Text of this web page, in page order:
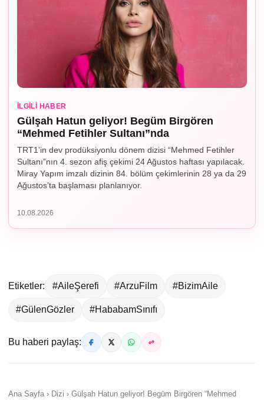
İLGILI HABER
Gülşah Hatun geliyor! Begüm Birgören
“Mehmed Fetihler Sultanı”nda
TRT1’in dev prodüksiyonlu dönem dizisi “Mehmed Fetihler
Sultanı”nın 4. sezon afiş çekimi 24 Ağustos haftası yapılacak.
Miray Yapım imzalı dizinin 84. bölüm çekimlerinin 28 ya da 29
Ağustos’ta başlaması planlanıyor.
10.08.2026
Etiketler: #AileŞerefi #ArzuFilm #BizimAile
#GülenGözler #HababamSınıfı
Bu haberi paylaş:
Ana Sayfa › Dizi › Gülşah Hatun geliyor! Begüm Birgören “Mehmed